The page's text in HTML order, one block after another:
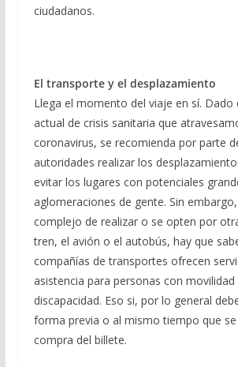
ciudadanos.
El transporte y el desplazamiento
Llega el momento del viaje en sí.
actual de crisis sanitaria que
coronavirus, se recomienda por parte
autoridades realizar los
evitar los lugares con potenciales
aglomeraciones de gente. Sin
complejo de realizar o se opten por
tren, el avión o el autobús, hay que
compañías de transportes ofrecen
asistencia para personas con movilidad
discapacidad. Eso si, por lo general
forma previa o al mismo tiempo que
compra del billete.